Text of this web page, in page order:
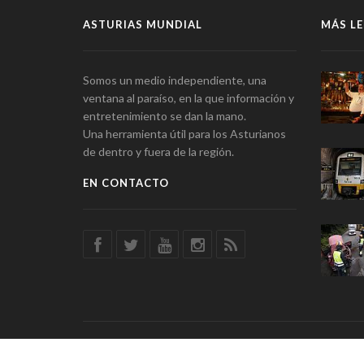
ASTURIAS MUNDIAL
Somos un medio independiente, una
ventana al paraíso, en la que información y
entretenimiento se dan la mano.
Una herramienta útil para los Asturianos
de dentro y fuera de la región.
EN CONTACTO
MÁS